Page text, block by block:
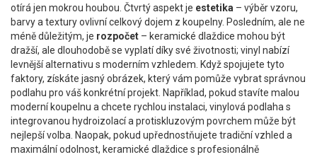
otírá jen mokrou houbou. Čtvrtý aspekt je estetika – výběr vzoru,
barvy a textury ovlivní celkový dojem z koupelny. Posledním, ale ne
méně důležitým, je rozpočet – keramické dlaždice mohou být
dražší, ale dlouhodobě se vyplatí díky své životnosti; vinyl nabízí
levnější alternativu s moderním vzhledem. Když spojujete tyto
faktory, získáte jasný obrázek, který vám pomůže vybrat správnou
podlahu pro váš konkrétní projekt. Například, pokud stavíte malou
moderní koupelnu a chcete rychlou instalaci, vinylová podlaha s
integrovanou hydroizolací a protiskluzovým povrchem může být
nejlepší volba. Naopak, pokud upřednostňujete tradiční vzhled a
maximální odolnost, keramické dlaždice s profesionálně